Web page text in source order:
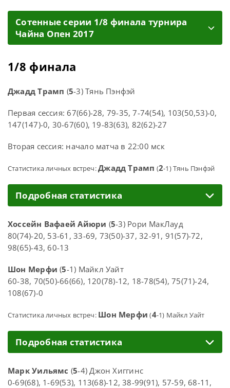
Cотенные серии 1/8 финала турнира
Чайна Опен 2017
1/8 финала
Джадд Трамп (5-3) Тянь Пэнфэй
Первая сессия: 67(66)-28, 79-35, 7-74(54), 103(50,53)-0,
147(147)-0, 30-67(60), 19-83(63), 82(62)-27
Вторая сессия: начало матча в 22:00 мск
Статистика личных встреч:Джадд Трамп (2-1) Тянь Пэнфэй
Подробная статистика
Хоссейн Вафаей Айюри (5-3) Рори МакЛауд
80(74)-20, 53-61, 33-69, 73(50)-37, 32-91, 91(57)-72,
98(65)-43, 60-13
Шон Мерфи (5-1) Майкл Уайт
60-38, 70(50)-66(66), 120(78)-12, 18-78(54), 75(71)-24,
108(67)-0
Статистика личных встреч: Шон Мерфи (4-1) Майкл Уайт
Подробная статистика
Марк Уильямс (5-4) Джон Хиггинс
0-69(68), 1-69(53), 113(68)-12, 38-99(91), 57-59, 68-11,